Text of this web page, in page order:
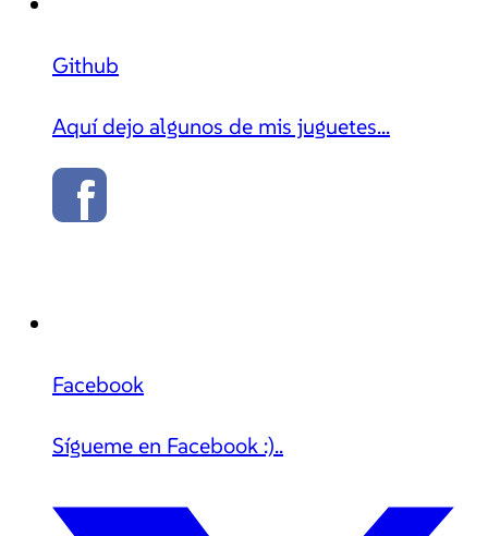
Github
Aquí dejo algunos de mis juguetes...
Facebook
Sígueme en Facebook :)..